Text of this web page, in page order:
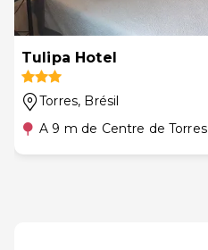
Tulipa Hotel
Torres, Brésil
A 9 m de Centre de Torres